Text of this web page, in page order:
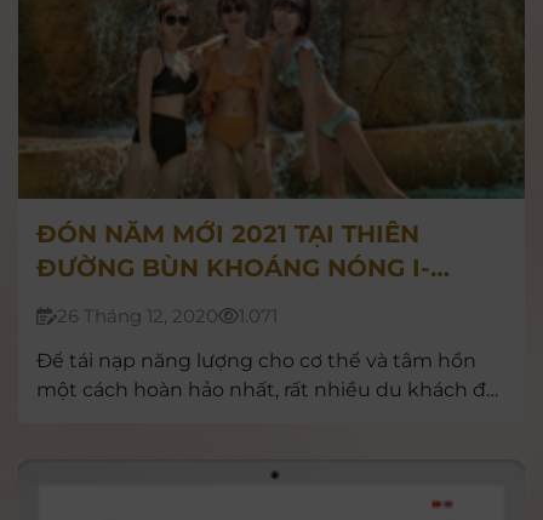
ĐÓN NĂM MỚI 2021 TẠI THIÊN
ĐƯỜNG BÙN KHOÁNG NÓNG I-
RESORT NHA TRANG
26 Tháng 12, 2020
1.071
Để tái nạp năng lượng cho cơ thể và tâm hồn
một cách hoàn hảo nhất, rất nhiều du khách đã